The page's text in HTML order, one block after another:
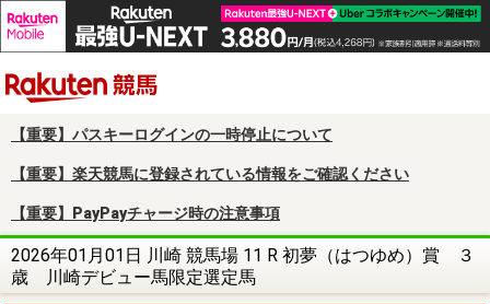
【重要】パスキーログインの一時停止について
【重要】楽天競馬に登録されている情報をご確認ください
【重要】PayPayチャージ時の注意事項
2026年01月01日 川崎 競馬場 11 R 初夢（はつゆめ）賞 ３
歳 川崎デビュー馬限定選定馬